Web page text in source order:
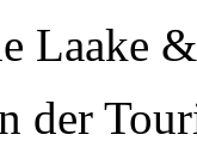
Laake
der